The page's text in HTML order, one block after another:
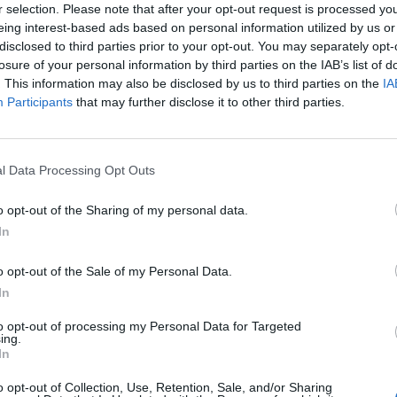
selection. Please note that after your opt-out request is processed
interest-based ads based on personal information utilized by us
to third parties prior to your opt-out. You may separately
of your personal information by third parties on the IAB’s list of
This information may also be disclosed by us to third parties on the
Participants that may further disclose it to other third parties.
Data Processing Opt Outs
opt-out of the Sharing of my personal data.
opt-out of the Sale of my Personal Data.
opt-out of processing my Personal Data for Targeted
opt-out of Collection, Use, Retention, Sale, and/or Sharing
δημιουργεί η ανακοίνωση του Ιδρύματος
θα δείξει ότι η παραμονή του Τμήματος
επιλογή, με βάση τόσο το οικονομικό όσο και
Το ίδιο έπραξαν και όλοι οι παριστάμενοι.
είναι αδύνατη για νομικούς λόγους η άμεση
που ενσωματώνονται στα μηχανογραφικά
όπως η εν λόγω πρόβλεψη που αφορά
όμως και στην πρόθεση της
του χάρτη της τριτοβάθμιας
αντικειμενικά κριτήρια και δεσμεύθηκε, στο
το θέμα της παραμονής της
της δομής της τριτοβάθμιας
αυθαίρετη μέθοδο των επιτροπών του
αναδείξει, με αντικειμενικό και